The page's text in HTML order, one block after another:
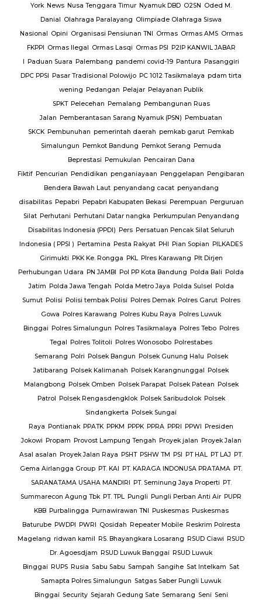
York News Nusa Tenggara Timur Nyamuk DBD O2SN Oded M.
Danial Olahraga Paralayang Olimpiade Olahraga Siswa
Nasional Opini Organisasi Pensiunan TNI Ormas Ormas AMS Ormas
FKPPI Ormas Ilegal Ormas Lasqi Ormas PSI P2IP KANWIL JABAR
I Paduan Suara Palembang pandemi covid-19 Pantura Pasanggiri
DPC PPSI Pasar Tradisional Polowijo PC 1012 Tasikmalaya pdam tirta
wening Pedangan Pelajar Pelayanan Publik
SPKT Pelecehan Pemalang Pembangunan Ruas
Jalan Pemberantasan Sarang Nyamuk (PSN) Pembuatan
SKCK Pembunuhan pemerintah daerah pemkab garut Pemkab
Simalungun Pemkot Bandung Pemkot Serang Pemuda
Beprestasi Pemukulan Pencairan Dana
Fiktif Pencurian Pendidikan penganiayaan Penggelapan Pengibaran
Bendera Bawah Laut penyandang cacat penyandang
disabilitas Pepabri Pepabri Kabupaten Bekasi Perempuan Perguruan
Silat Perhutani Perhutani Datar nangka Perkumpulan Penyandang
Disabilitas Indonesia (PPDI) Pers Persatuan Pencak Silat Seluruh
Indonesia ( PPSI ) Pertamina Pesta Rakyat PHI Pian Sopian PILKADES
Girimukti PKK Ke. Rongga PKL Plres Karawang Plt Dirjen
Perhubungan Udara PN JAMBI Pol PP Kota Bandung Polda Bali Polda
Jatim Polda Jawa Tengah Polda Metro Jaya Polda Sulsel Polda
Sumut Polisi Polisi tembak Polisi Polres Demak Polres Garut Polres
Gowa Polres Karawang Polres Kubu Raya Polres Luwuk
Binggai Polres Simalungun Polres Tasikmalaya Polres Tebo Polres
Tegal Polres Tolitoli Polres Wonosobo Polrestabes
Semarang Polri Polsek Bangun Polsek Gunung Halu Polsek
Jatibarang Polsek Kalimanah Polsek Karangnunggal Polsek
Malangbong Polsek Omben Polsek Parapat Polsek Patean Polsek
Patrol Polsek Rengasdengklok Polsek Saribudolok Polsek
Sindangkerta Polsek Sungai
Raya Pontianak PPATK PPKM PPPK PPRA PPRI PPWI Presiden
Jokowi Propam Provost Lampung Tengah Proyek jalan Proyek Jalan
Asal asalan Proyek Jalan Raya PSHT PSHW TM PSI PT HAL PT LAJ PT.
Gema Airlangga Group PT. KAI PT. KARAGA INDONUSA PRATAMA PT.
SARANATAMA USAHA MANDIRI PT. Seminung Jaya Properti PT.
Summarecon Agung Tbk PT. TPL Pungli Pungli Perban Anti Air PUPR
KBB Purbalingga Purnawirawan TNI Puskesmas Puskesmas
Baturube PWDPI PWRI Qosidah Repeater Mobile Reskrim Polresta
Magelang ridwan kamil RS. Bhayangkara Losarang RSUD Ciawi RSUD
Dr. Agoesdjam RSUD Luwuk Banggai RSUD Luwuk
Binggai RUPS Rusia Sabu Sabu Sampah Sangihe Sat Intelkam Sat
Samapta Polres Simalungun Satgas Saber Pungli Luwuk
Binggai Security Sejarah Gedung Sate Semarang Seni Seni